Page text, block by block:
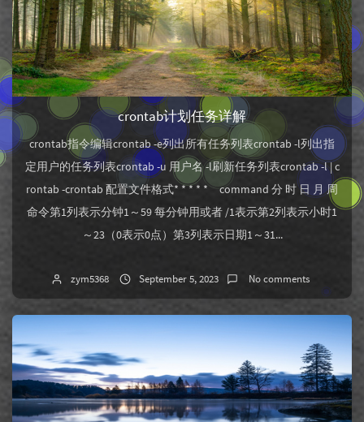
crontab计划任务详解
crontab指令编辑crontab -e列出所有任务列表crontab -l列出指
定用户的任务列表crontab -u 用户名 -l刷新任务列表crontab -l | c
rontab -crontab 配置文件格式* * * * * command 分 时 日 月 周
命令第1列表示分钟1～59 每分钟用或者 /1表示第2列表示小时1
～23（0表示0点）第3列表示日期1～31...
zym5368 September 5, 2023 No comments